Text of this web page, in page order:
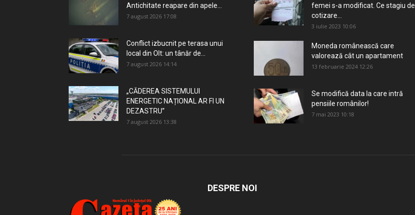
Antichitate reapare din apele...
7 august 2026 17:08
Conflict izbucnit pe terasa unui
local din Olt: un tânăr de...
7 august 2026 14:14
„CĂDEREA SISTEMULUI
ENERGETIC NAȚIONAL AR FI UN
DEZASTRU”
7 august 2026 13:38
femei s-a modificat. Ce stagiu de
cotizare...
3 iulie 2023 10:06
Moneda românească care
valorează cât un apartament
13 februarie 2024 12:26
Se modifică data la care intră
pensiile românilor!
7 mai 2023 10:18
DESPRE NOI